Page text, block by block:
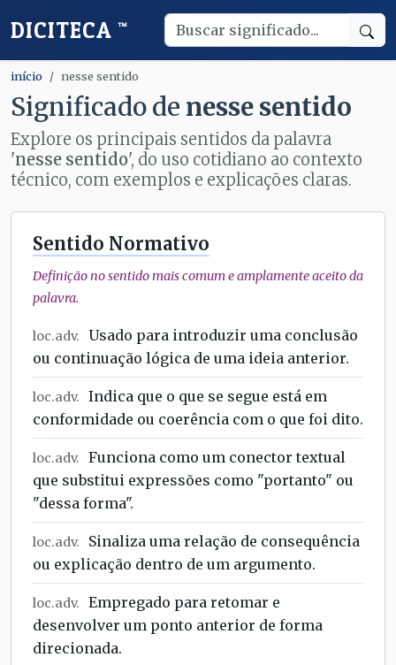
DICITECA ™
início nesse sentido
Significado de nesse sentido
Explore os principais sentidos da palavra
'nesse sentido', do uso cotidiano ao contexto
técnico, com exemplos e explicações claras.
Sentido Normativo
Definição no sentido mais comum e amplamente aceito da
palavra.
loc.adv.
Usado para introduzir uma conclusão
ou continuação lógica de uma ideia anterior.
loc.adv.
Indica que o que se segue está em
conformidade ou coerência com o que foi dito.
loc.adv.
Funciona como um conector textual
que substitui expressões como "portanto" ou
"dessa forma".
loc.adv.
Sinaliza uma relação de consequência
ou explicação dentro de um argumento.
loc.adv.
Empregado para retomar e
desenvolver um ponto anterior de forma
direcionada.